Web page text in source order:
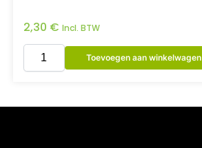
2,30 € Incl. BTW
Toevoegen aan winkelwagen